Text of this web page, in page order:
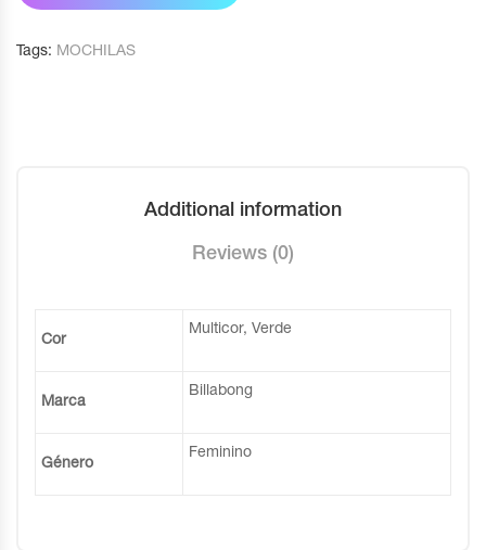
Tags: MOCHILAS
Additional information
Reviews (0)
Cor
Multicor, Verde
Marca
Billabong
Género
Feminino